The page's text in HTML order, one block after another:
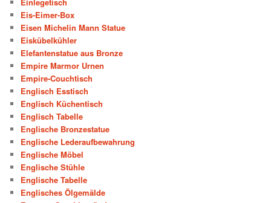
Eis-Eimer-Box
Eisen Michelin Mann Statue
Eiskübelkühler
Elefantenstatue aus Bronze
Empire Marmor Urnen
Empire-Couchtisch
Englisch Esstisch
Englisch Küchentisch
Englisch Tabelle
Englische Bronzestatue
Englische Lederaufbewahrung
Englische Möbel
Englische Stühle
Englische Tabelle
Englisches Ölgemälde